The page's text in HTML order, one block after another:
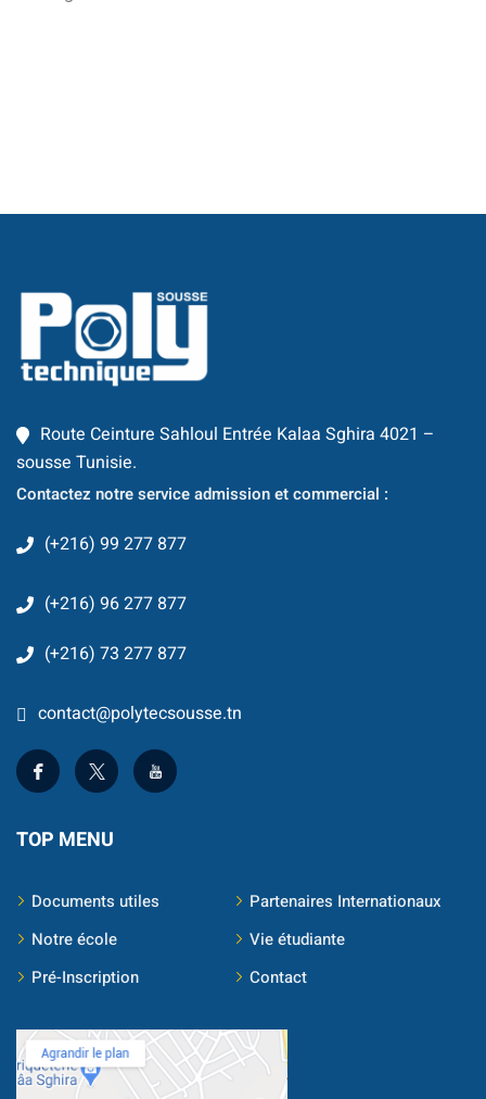
& IA
Route Ceinture Sahloul Entrée Kalaa Sghira 4021 –
sousse Tunisie.
Contactez notre service admission et commercial :
(+216) 99 277 877
(+216) 96 277 877
(+216) 73 277 877
contact@polytecsousse.tn
TOP MENU
Documents utiles
Partenaires Internationaux
Notre école
Vie étudiante
Pré-Inscription
Contact